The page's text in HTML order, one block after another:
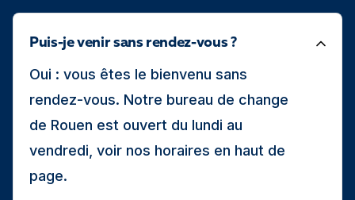
Puis-je venir sans rendez-vous ?
Oui : vous êtes le bienvenu sans
rendez-vous. Notre bureau de change
de Rouen est ouvert du lundi au
vendredi, voir nos horaires en haut de
page.